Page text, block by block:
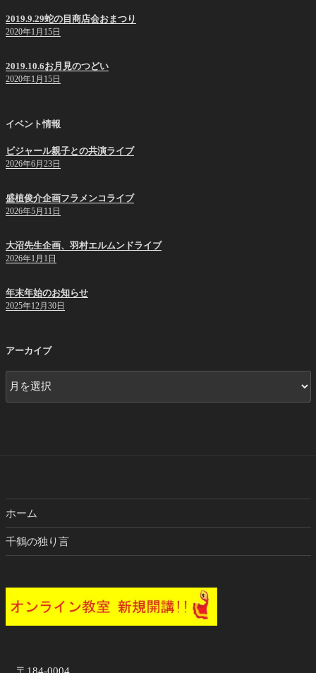
2019.9.29蛇の目商店会おまつり
2020年1月15日
2019.10.6お月見のつどい
2020年1月15日
イベント情報
ビジャール親子との共演ライブ
2026年6月23日
盛植俊介企画フラメンコライブ
2026年5月11日
大沼先生企画、羽村エルムンドライブ
2026年1月1日
年末年始のお知らせ
2025年12月30日
アーカイブ
ア
ホーム
千鶴の独り言